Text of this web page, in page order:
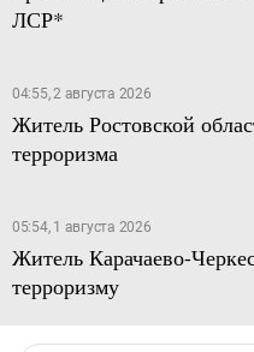
ЛСР*
04:55, 2 августа 2026
Житель Ростовской
терроризма
05:54, 1 августа 2026
Житель Карачаево-
терроризму